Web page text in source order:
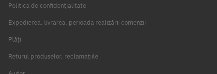
Politica de confidențialitate
Expedierea, livrarea, perioada realizării comenzii
Plăți
Returul produselor, reclamațiile